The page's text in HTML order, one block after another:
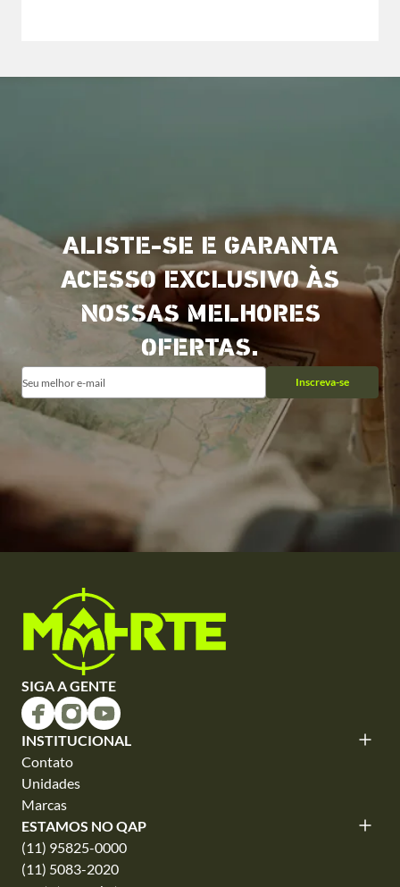
ALISTE-SE E GARANTA
ACESSO EXCLUSIVO ÀS
NOSSAS MELHORES
OFERTAS.
Inscreva-se
SIGA A GENTE
INSTITUCIONAL
Contato
Unidades
Marcas
ESTAMOS NO QAP
(11) 95825-0000
(11) 5083-2020